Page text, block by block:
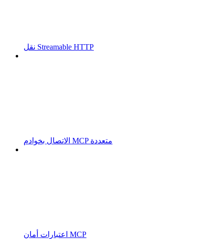
نقل Streamable HTTP
الاتصال بخوادم MCP متعددة
اعتبارات أمان MCP